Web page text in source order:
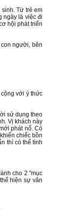
Từ trẻ em
ngày là việc đi
hội phát triển
người, bên
với ý thức
sử dụng theo
Vị khách này
phát nổ. Có
chiếc bồn
thì có thể tình
cho 2 "mục
hiện sự văn